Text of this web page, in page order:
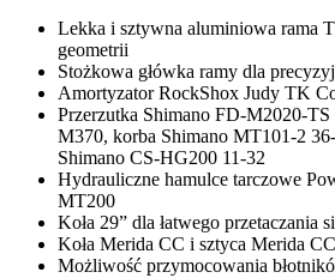
Lekka i sztywna aluminiowa rama
geometrii
Stożkowa główka ramy dla
Amortyzator RockShox Judy TK
Przerzutka Shimano FD-M2020-
M370, korba Shimano MT101-2
Shimano CS-HG200 11-32
Hydrauliczne hamulce tarczowe
MT200
Koła 29” dla łatwego przetaczania
Koła Merida CC i sztyca Merida CC
Możliwość przymocowania